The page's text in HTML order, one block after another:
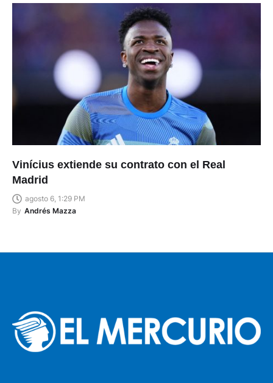
Vinícius extiende su contrato con el Real
Madrid
agosto 6, 1:29 PM
By Andrés Mazza